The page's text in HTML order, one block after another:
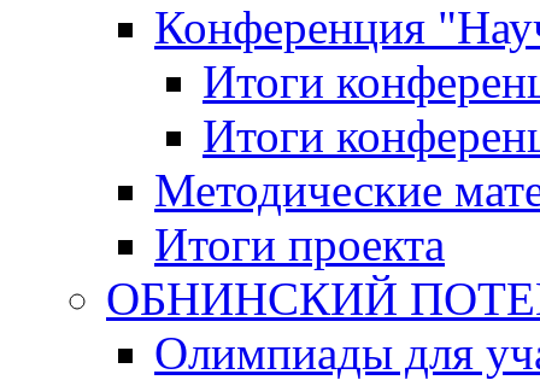
Конференция
Итоги
Итоги
Методические
Итоги проекта
ОБНИНСКИЙ
Олимпиады для